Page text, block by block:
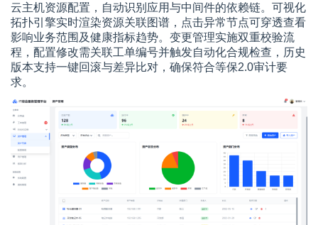
云主机资源配置，自动识别应用与中间件的依赖链。可视化
拓扑引擎实时渲染资源关联图谱，点击异常节点可穿透查看
影响业务范围及健康指标趋势。变更管理实施双重校验流
程，配置修改需关联工单编号并触发自动化合规检查，历史
版本支持一键回滚与差异比对，确保符合等保2.0审计要
求。